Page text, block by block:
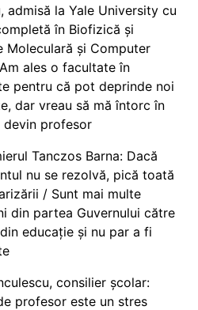
admisă la Yale University cu
în Biofizică și
Moleculară și Computer
ales o facultate în
pentru că pot deprinde noi
dar vreau să mă întorc în
devin profesor
Tanczos Barna: Dacă
nu se rezolvă, pică toată
/ Sunt mai multe
din partea Guvernului către
educație și nu par a fi
consilier școlar:
profesor este un stres